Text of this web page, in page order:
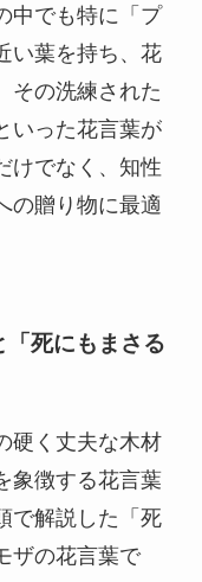
中でも特に「プ
い葉を持ち、花
その洗練された
いった花言葉が
けでなく、知性
の贈り物に最適
「死にもまさる
硬く丈夫な木材
象徴する花言葉
で解説した「死
ザの花言葉で